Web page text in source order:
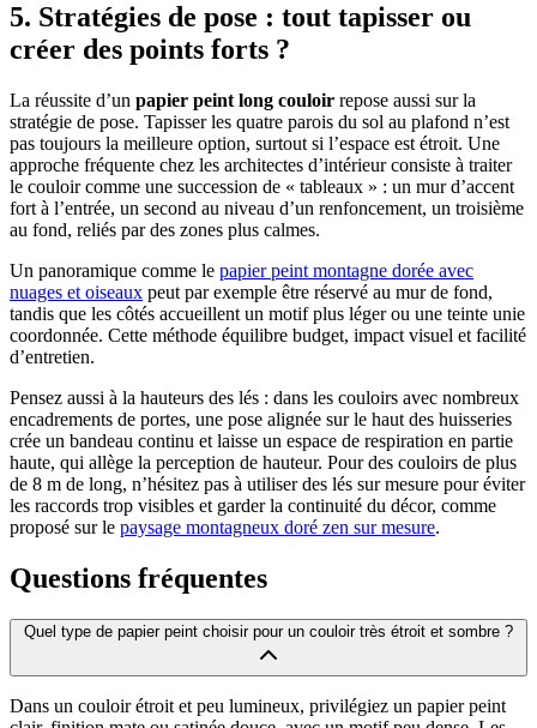
5. Stratégies de pose : tout tapisser ou
créer des points forts ?
La réussite d’un papier peint long couloir repose aussi sur la
stratégie de pose. Tapisser les quatre parois du sol au plafond n’est
pas toujours la meilleure option, surtout si l’espace est étroit. Une
approche fréquente chez les architectes d’intérieur consiste à traiter
le couloir comme une succession de « tableaux » : un mur d’accent
fort à l’entrée, un second au niveau d’un renfoncement, un troisième
au fond, reliés par des zones plus calmes.
Un panoramique comme le papier peint montagne dorée avec
nuages et oiseaux peut par exemple être réservé au mur de fond,
tandis que les côtés accueillent un motif plus léger ou une teinte unie
coordonnée. Cette méthode équilibre budget, impact visuel et facilité
d’entretien.
Pensez aussi à la hauteurs des lés : dans les couloirs avec nombreux
encadrements de portes, une pose alignée sur le haut des huisseries
crée un bandeau continu et laisse un espace de respiration en partie
haute, qui allège la perception de hauteur. Pour des couloirs de plus
de 8 m de long, n’hésitez pas à utiliser des lés sur mesure pour éviter
les raccords trop visibles et garder la continuité du décor, comme
proposé sur le paysage montagneux doré zen sur mesure.
Questions fréquentes
Quel type de papier peint choisir pour un couloir très étroit et sombre ?
Dans un couloir étroit et peu lumineux, privilégiez un papier peint